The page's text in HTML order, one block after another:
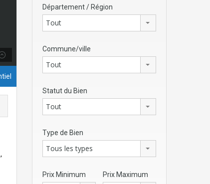
Département / Région
Tout
Commune/ville
Tout
Statut du Bien
Tout
Type de Bien
Tous les types
Prix Minimum Prix Maximum